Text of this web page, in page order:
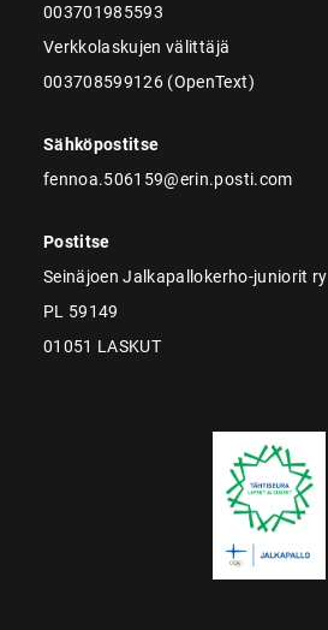
003701985593
Verkkolaskujen välittäjä
003708599126 (OpenText)
Sähköpostitse
fennoa.506159@erin.posti.com
Postitse
Seinäjoen Jalkapallokerho-juniorit ry
PL 59149
01051 LASKUT